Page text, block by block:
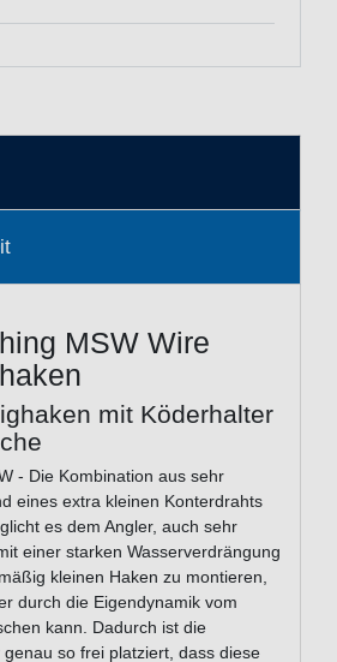
MSW Wire
mit Köderhalter
- Die Kombination aus sehr
eines extra kleinen Konterdrahts
es dem Angler, auch sehr
einer starken Wasserverdrängung
kleinen Haken zu montieren,
durch die Eigendynamik vom
kann. Dadurch ist die
so frei platziert, dass diese